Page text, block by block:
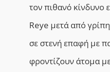
τον πιθανό
Reye μετά από
σε στενή επαφή με
φροντίζουν άτομα